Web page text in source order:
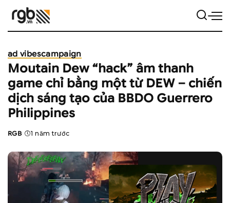
ad vibescampaign
Moutain Dew “hack” âm thanh
game chỉ bằng một từ DEW – chiến
dịch sáng tạo của BBDO Guerrero
Philippines
Posted
RGB 1 năm trước